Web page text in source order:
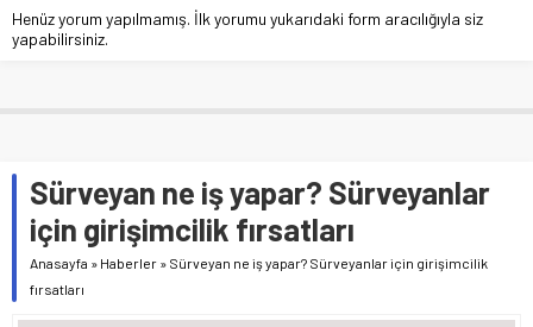
Henüz yorum yapılmamış. İlk yorumu yukarıdaki form aracılığıyla siz
yapabilirsiniz.
Sürveyan ne iş yapar? Sürveyanlar
için girişimcilik fırsatları
Anasayfa » Haberler » Sürveyan ne iş yapar? Sürveyanlar için girişimcilik
fırsatları